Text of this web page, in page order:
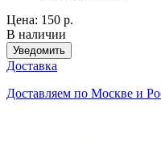
Цена: 150 р.
В наличии
Уведомить
Доставка
Доставляем по Москве и